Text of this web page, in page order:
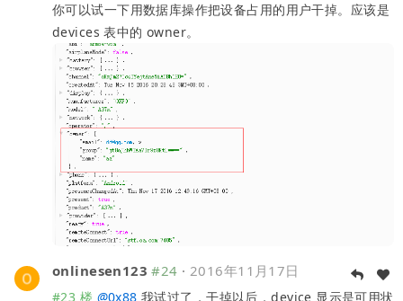
你可以试一下用数据库操作把设备占用的用户干掉。应该是
devices 表中的 owner。
onlinesen123 #24 · 2016年11月17日
#23 楼 @0x88 我试过了，干掉以后，device 显示是可用状